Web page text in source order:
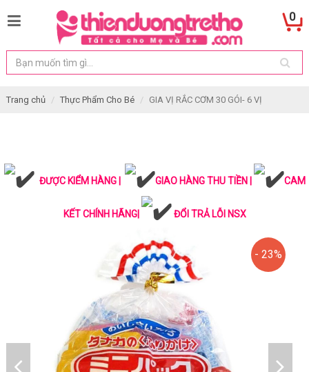
0
Trang chủ Thực Phẩm Cho Bé GIA VỊ RẮC CƠM 30 GÓI- 6 VỊ
ĐƯỢC KIỂM HÀNG | GIAO HÀNG THU TIỀN | CAM
KẾT CHÍNH HÃNG| ĐỔI TRẢ LỖI NSX
- 23%